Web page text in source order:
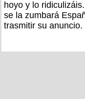
hoyo y lo
se la zumbará
trasmitir su anuncio.